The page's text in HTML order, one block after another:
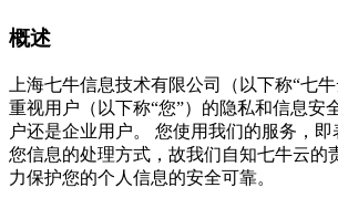
概述
上海七牛信息技术有限公司（以下称“七
重视用户（以下称“您”）的隐私和信息安
户还是企业用户。 您使用我们的服务，
您信息的处理方式，故我们自知七牛云的
力保护您的个人信息的安全可靠。